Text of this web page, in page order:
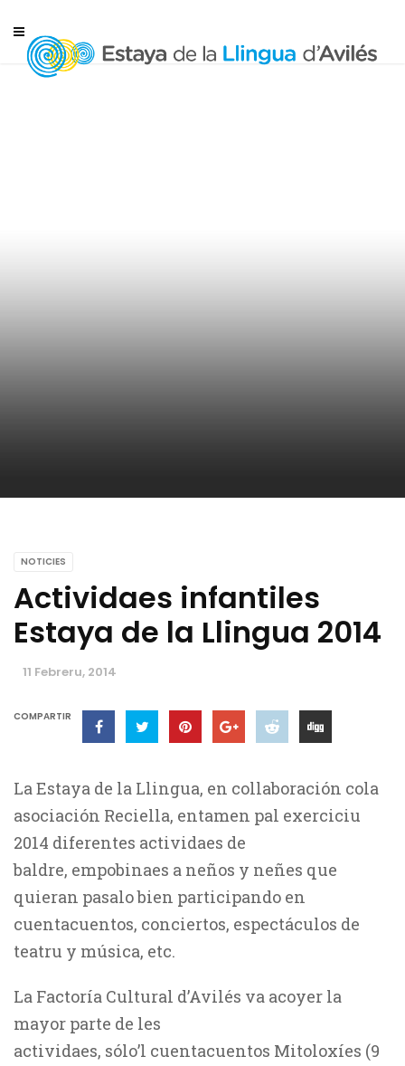
NOTICIES
Actividaes infantiles
Estaya de la Llingua 2014
11 Febreru, 2014
COMPARTIR
La Estaya de la Llingua, en collaboración cola
asociación Reciella, entamen pal exerciciu
2014 diferentes actividaes de
baldre, empobinaes a neños y neñes que
quieran pasalo bien participando en
cuentacuentos, conciertos, espectáculos de
teatru y música, etc.
La Factoría Cultural d’Avilés va acoyer la
mayor parte de les
actividaes, sólo’l cuentacuentos Mitoloxíes (9